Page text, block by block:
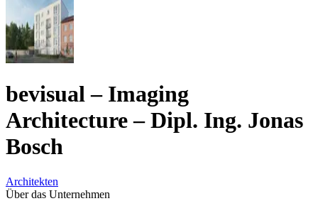
bevisual – Imaging
Architecture – Dipl. Ing. Jonas
Bosch
Architekten
Über das Unternehmen